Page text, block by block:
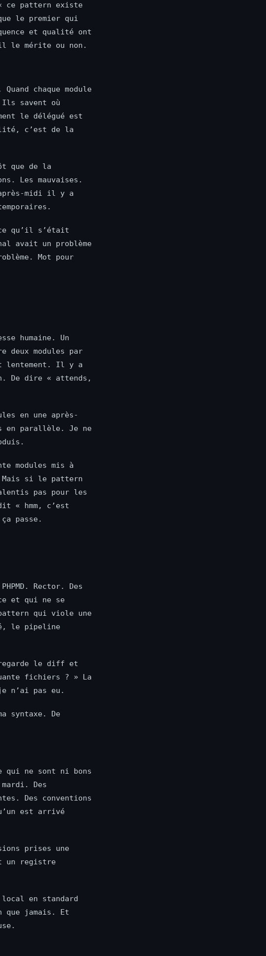
ce pattern existe
le premier qui
et qualité ont
le mérite ou non.
chaque module
Ils savent où
le délégué est
c’est de la
que de la
Les mauvaises.
après-midi il y a
qu’il s’était
avait un problème
Mot pour
humaine. Un
deux modules par
lentement. Il y a
De dire « attends,
en une après-
en parallèle. Je ne
modules mis à
Mais si le pattern
pas pour les
« hmm, c’est
passe.
Rector. Des
et qui ne se
qui viole une
le pipeline
regarde le diff et
fichiers ? » La
n’ai pas eu.
syntaxe. De
qui ne sont ni bons
Des
Des conventions
est arrivé
prises une
un registre
en standard
que jamais. Et